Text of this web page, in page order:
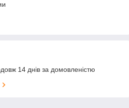
14 днів за домовленістю